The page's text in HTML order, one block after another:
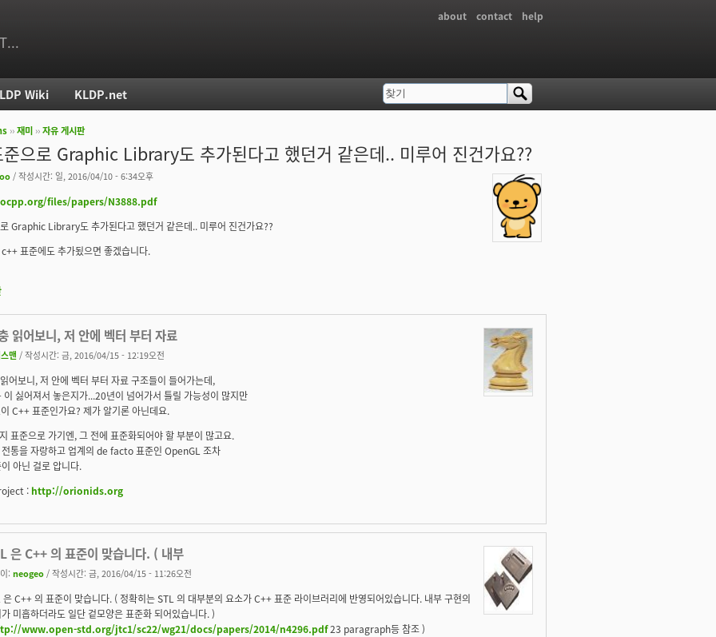
about contact help
››재미 ››자유 게시판
으로 Graphic Library도 추가된다고 했던거 같은데.. 미루어 진건가요??
/ 작성시간: 일, 2016/04/10 - 6:34오후
files/papers/N3888.pdf
Graphic Library도 추가된다고 했던거 같은데.. 미루어 진건가요??
표준에도 추가됬으면 좋겠습니다.
읽어보니, 저 안에 벡터 부터 자료
맨 / 작성시간: 금, 2016/04/15 - 12:19오전
어보니, 저 안에 벡터 부터 자료 구조들이 들어가는데,
이 싫어져서 놓은지가...20년이 넘어가서 틀릴 가능성이 많지만
C++ 표준인가요? 제가 알기론 아닌데요.
표준으로 가기엔, 그 전에 표준화되어야 할 부분이 많고요.
전통을 자랑하고 업계의 de facto 표준인 OpenGL 조차
아닌 걸로 압니다.
: http://orionids.org
은 C++ 의 표준이 맞습니다. ( 내부
: neogeo / 작성시간: 금, 2016/04/15 - 11:26오전
은 C++ 의 표준이 맞습니다. ( 정확히는 STL 의 대부분의 요소가 C++ 표준 라이브러리에 반영되어있습니다. 내부 구현의
미흡하더라도 일단 겉모양은 표준화 되어있습니다. )
www.open-std.org/jtc1/sc22/wg21/docs/papers/2014/n4296.pdf23 paragraph등 참조 )
Wiki KLDP.net 검색 폼
찾기